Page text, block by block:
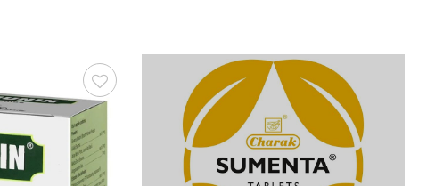
Зберегти